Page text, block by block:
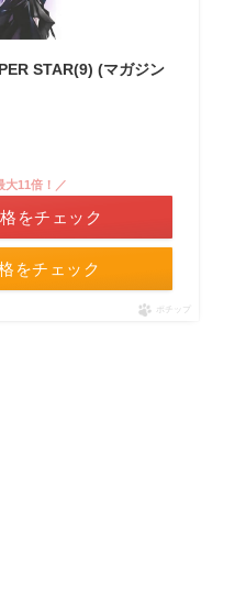
STAR(9) (マガジン
をチェック
大11倍！／
をチェック
ポチップ